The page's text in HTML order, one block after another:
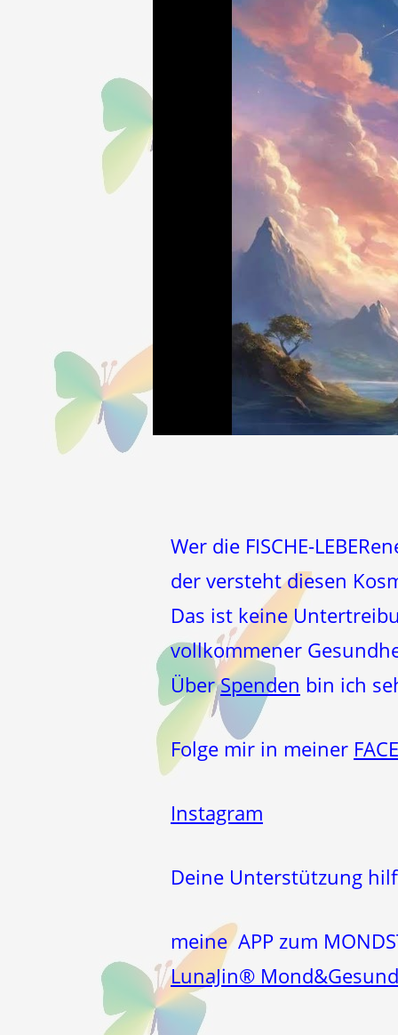
Wer die FISCHE-
der versteht diesen
Das ist keine
vollkommener
ÜberSpenden bin ich
Folge mir in meiner
Instagram
Deine Unterstützung
meine APP zum
LunaJin®